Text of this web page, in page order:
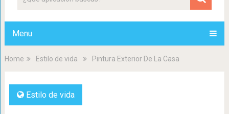
Menu
Home Estilo de vida Pintura Exterior De La Casa
Estilo de vida